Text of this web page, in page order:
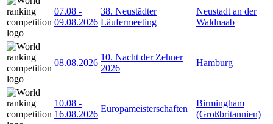
07.08 -
09.08.2026
38. Neustädter
Läufermeeting
Neustadt an der
Waldnaab
08.08.2026
10. Nacht der Zehner
2026
Hamburg
10.08 -
16.08.2026
Europameisterschaften
Birmingham
(Großbritannien)